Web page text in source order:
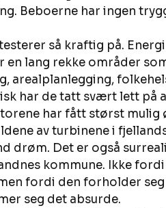
Beboerne har ingen
så kraftig på.
en lang rekke områder
arealplanlegging,
har de tatt svært lett på
har fått størst mulig
av turbinene i
drøm. Det er også
kommune. Ikke
fordi den forholder
seg det absurde.